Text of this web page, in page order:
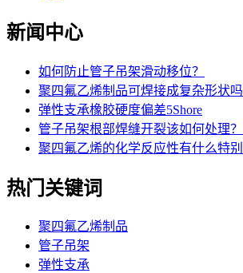
新闻中心
如何防止管子吊架滑动移位？
聚四氟乙烯制品可焊接成复杂形状吗
弹性支承橡胶硬度偏差5Shore
管子吊架根部焊缝开裂该如何处理？
聚四氟乙烯的化学反应性有什么特别
热门关键词
聚四氟乙烯制品
管子吊架
弹性支承